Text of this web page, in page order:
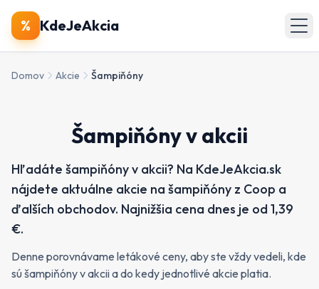
% KdeJeAkcia
🔍Produkty
Zobraziť všetky akcie
Domov Akcie Šampiňóny
Šampiňóny v akcii
Hľadáte šampiňóny v akcii? Na KdeJeAkcia.sk
nájdete aktuálne akcie na šampiňóny z Coop a
ďalších obchodov. Najnižšia cena dnes je od 1,39
€.
Denne porovnávame letákové ceny, aby ste vždy vedeli, kde
sú šampiňóny v akcii a do kedy jednotlivé akcie platia.